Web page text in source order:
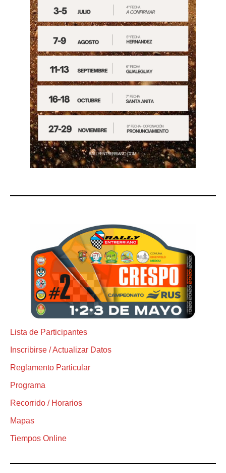
Lista de Participantes
Inscribirse / Actualizar Datos
Reglamento Particular
Programa
Recorrido / Horarios
Mapas
Tiempos Online